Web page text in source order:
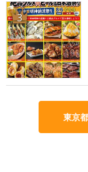
3
東京